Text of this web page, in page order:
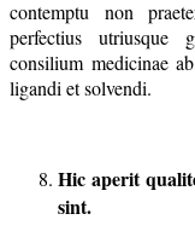
contemptu non
perfectius utriusque
consilium medicinae
ligandi et solvendi.
Hic aperit
sint.